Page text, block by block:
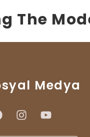
The
Medya